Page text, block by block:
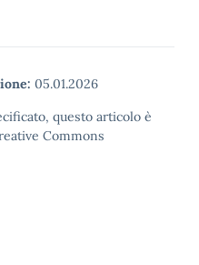
05.01.2026
questo articolo è
Commons